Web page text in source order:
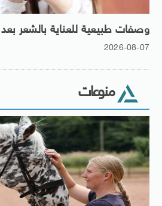
وصفات طبيعية للعناية بالشعر
2026-08-07
منوعات